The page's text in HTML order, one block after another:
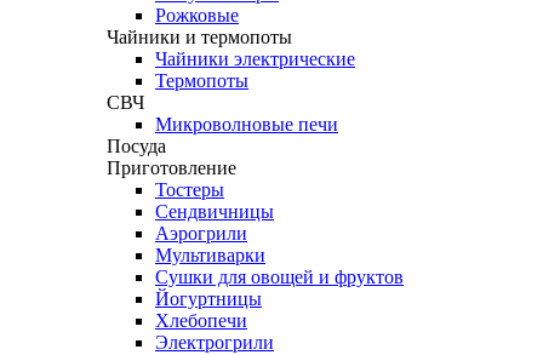
Рожковые
Чайники и термопоты
Чайники электрические
Термопоты
СВЧ
Микроволновые печи
Посуда
Приготовление
Тостеры
Сендвичницы
Аэрогрили
Мультиварки
Сушки для овощей и фруктов
Йогуртницы
Хлебопечи
Электрогрили